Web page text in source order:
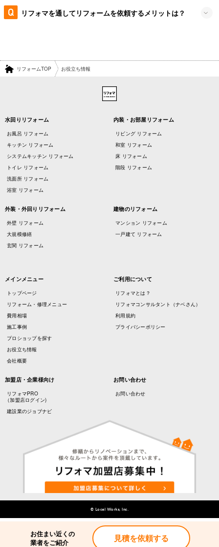
リフォマを通してリフォームを依頼するメリットは？
リフォームTOP お役立ち情報
水回りリフォーム
お風呂 リフォーム
キッチン リフォーム
システムキッチン リフォーム
トイレ リフォーム
洗面所 リフォーム
浴室 リフォーム
内装・お部屋リフォーム
リビング リフォーム
和室 リフォーム
床 リフォーム
階段 リフォーム
外装・外回りリフォーム
外壁 リフォーム
大規模修繕
玄関 リフォーム
建物のリフォーム
マンション リフォーム
一戸建て リフォーム
メインメニュー
トップページ
リフォーム・修理メニュー
費用相場
施工事例
プロショップを探す
お役立ち情報
会社概要
ご利用について
リフォマとは？
リフォマコンサルタント（ナベさん）
利用規約
プライバシーポリシー
加盟店・企業様向け
リフォマPRO
（加盟店ログイン)
建設業のジョブナビ
お問い合わせ
お問い合わせ
© Local Works, Inc.
お住まい近くの
業者をご紹介
見積を依頼する